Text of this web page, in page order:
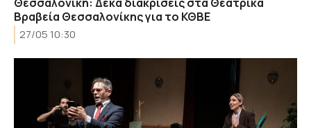
Βραβεία Θεσσαλονίκης για το ΚΘΒΕ
27/05 10:30